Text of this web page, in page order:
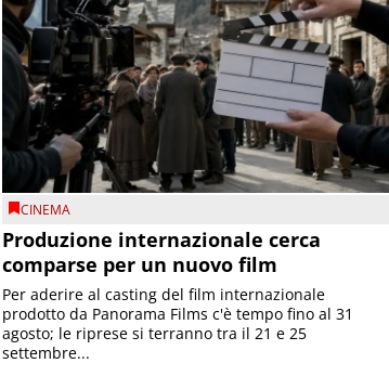
CINEMA
Produzione internazionale cerca
comparse per un nuovo film
Per aderire al casting del film internazionale
prodotto da Panorama Films c'è tempo fino al 31
agosto; le riprese si terranno tra il 21 e 25
settembre...